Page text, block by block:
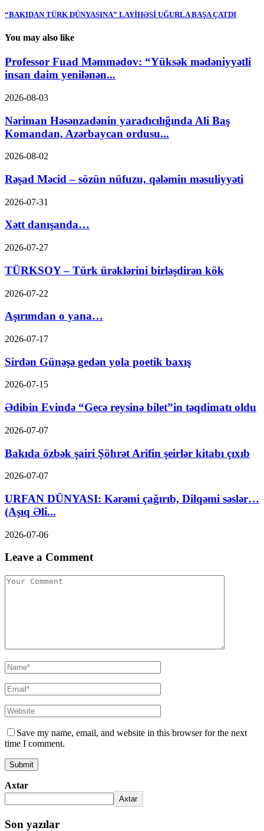
“BAKIDAN TÜRK DÜNYASINA” LAYİHƏSİ UĞURLA BAŞA ÇATDI
You may also like
Professor Fuad Məmmədov: “Yüksək mədəniyyətli
insan daim yenilənən...
2026-08-03
Nəriman Həsənzadənin yaradıcılığında Ali Baş
Komandan, Azərbaycan ordusu...
2026-08-02
Rəşad Məcid – sözün nüfuzu, qələmin məsuliyyəti
2026-07-31
Xətt danışanda…
2026-07-27
TÜRKSOY – Türk ürəklərini birləşdirən kök
2026-07-22
Aşırımdan o yana…
2026-07-17
Sirdən Günəşə gedən yola poetik baxış
2026-07-15
Ədibin Evində “Gecə reysinə bilet”in təqdimatı oldu
2026-07-07
Bakıda özbək şairi Şöhrət Arifin şeirlər kitabı çıxıb
2026-07-07
URFAN DÜNYASI: Kərəmi çağırıb, Dilqəmi səslər…
(Aşıq Əli...
2026-07-06
Leave a Comment
Save my name, email, and website in this browser for the next
time I comment.
Axtar
Axtar
Son yazılar